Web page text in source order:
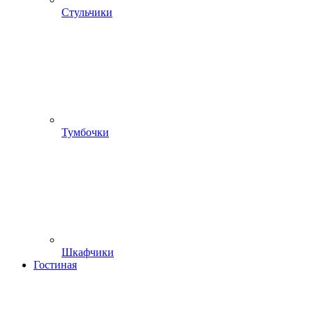
Стульчики
Тумбочки
Шкафчики
Гостиная